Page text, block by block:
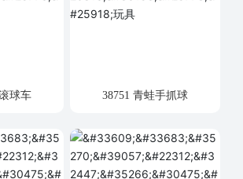
球车 38751 青蛙手抓球